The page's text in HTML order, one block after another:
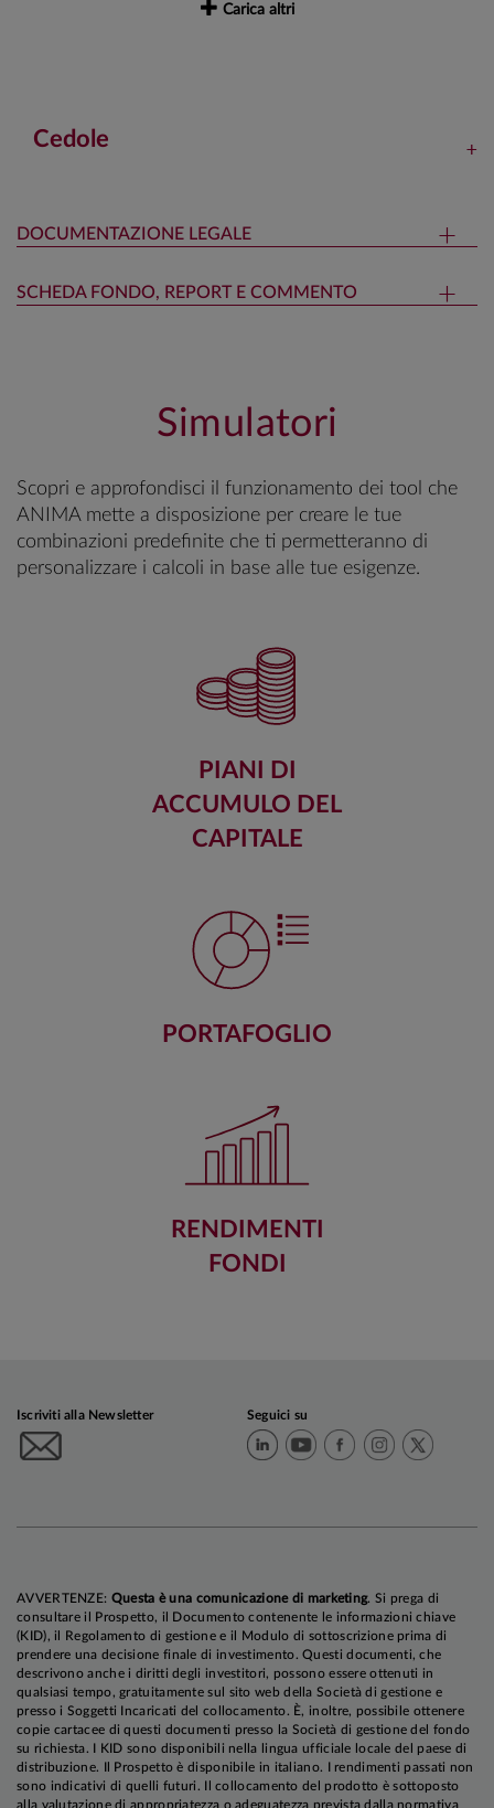
Carica altri
Cedole
DOCUMENTAZIONE LEGALE
SCHEDA FONDO, REPORT E COMMENTO
Simulatori
Scopri e approfondisci il funzionamento dei tool che
ANIMA mette a disposizione per creare le tue
combinazioni predefinite che ti permetteranno di
personalizzare i calcoli in base alle tue esigenze.
PIANI DI
ACCUMULO DEL
CAPITALE
PORTAFOGLIO
RENDIMENTI
FONDI
Iscriviti alla Newsletter Seguici su
AVVERTENZE: Questa è una comunicazione di marketing. Si prega di
consultare il Prospetto, il Documento contenente le informazioni chiave
(KID), il Regolamento di gestione e il Modulo di sottoscrizione prima di
prendere una decisione finale di investimento. Questi documenti, che
descrivono anche i diritti degli investitori, possono essere ottenuti in
qualsiasi tempo, gratuitamente sul sito web della Società di gestione e
presso i Soggetti Incaricati del collocamento. È, inoltre, possibile ottenere
copie cartacee di questi documenti presso la Società di gestione del fondo
su richiesta. I KID sono disponibili nella lingua ufficiale locale del paese di
distribuzione. Il Prospetto è disponibile in italiano. I rendimenti passati non
sono indicativi di quelli futuri. Il collocamento del prodotto è sottoposto
alla valutazione di appropriatezza o adeguatezza prevista dalla normativa